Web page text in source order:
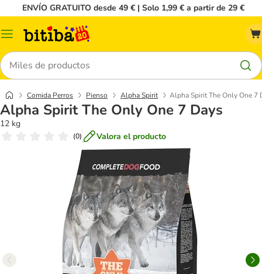
ENVÍO GRATUITO desde 49 € | Solo 1,99 € a partir de 29 €
Menú
Buscar
Comida Perros Pienso Alpha Spirit Alpha Spirit The Only One 7
Alpha Spirit The Only One 7 Days
12 kg
(0) Valora el producto